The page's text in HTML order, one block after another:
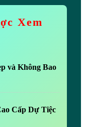
Xem
và Không Bao
Cấp Dự Tiệc